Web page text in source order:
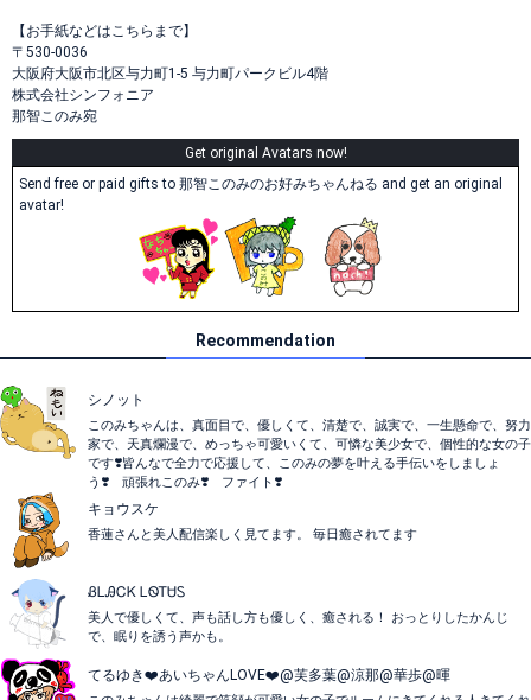
【お手紙などはこちらまで】
〒530-0036
大阪府大阪市北区与力町1-5 与力町パークビル4階
株式会社シンフォニア
那智このみ宛
Get original Avatars now!
Send free or paid gifts to 那智このみのお好みちゃんねる and get an original
avatar!
Recommendation
シノット
このみちゃんは、真面目で、優しくて、清楚で、誠実で、一生懸命で、努力
家で、天真爛漫で、めっちゃ可愛いくて、可憐な美少女で、個性的な女の子
です❣️皆んなで全力で応援して、このみの夢を叶える手伝いをしましょ
う❣️ 頑張れこのみ❣️ ファイト❣️
キョウスケ
香蓮さんと美人配信楽しく見てます。 毎日癒されてます
ᏰᏞᎯᏟᏦ ᏞᏫᎢᏌᏚ
美人で優しくて、声も話し方も優しく、癒される！ おっとりしたかんじ
で、眠りを誘う声かも。
てるゆき❤️あいちゃんLOVE❤️@芙多葉@涼那@華歩@暉